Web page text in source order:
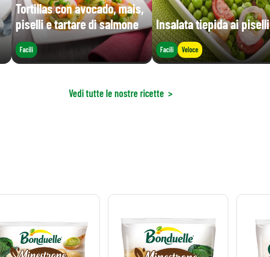
Tortillas con avocado, mais,
piselli e tartare di salmone
Facili
Insalata tiepida ai piselli
Facili Veloce
Vedi tutte le nostre ricette >